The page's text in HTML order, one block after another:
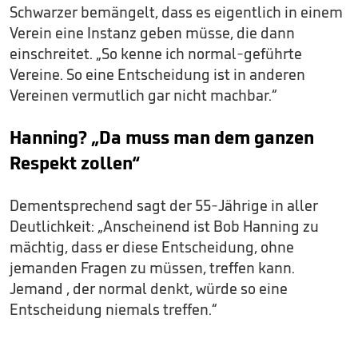
Schwarzer bemängelt, dass es eigentlich in einem
Verein eine Instanz geben müsse, die dann
einschreitet. „So kenne ich normal-geführte
Vereine. So eine Entscheidung ist in anderen
Vereinen vermutlich gar nicht machbar.“
Hanning? „Da muss man dem ganzen
Respekt zollen“
Dementsprechend sagt der 55-Jährige in aller
Deutlichkeit: „Anscheinend ist Bob Hanning zu
mächtig, dass er diese Entscheidung, ohne
jemanden Fragen zu müssen, treffen kann.
Jemand , der normal denkt, würde so eine
Entscheidung niemals treffen.“